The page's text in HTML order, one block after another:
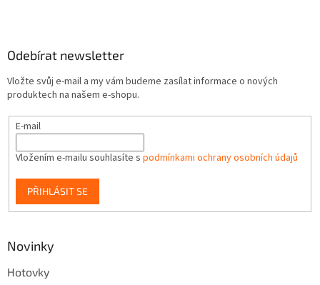
Odebírat newsletter
Vložte svůj e-mail a my vám budeme zasílat informace o nových
produktech na našem e-shopu.
E-mail
Vložením e-mailu souhlasíte s podmínkami ochrany osobních údajů
PŘIHLÁSIT SE
Novinky
Hotovky